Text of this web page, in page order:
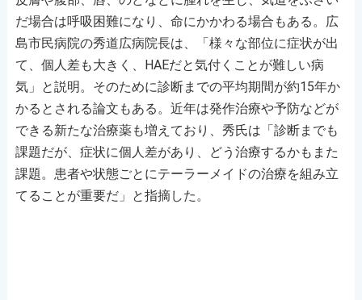
だ場合は呼吸困難になり、命にかかわる場合もある。広
島市民病院の秀道広病院長は、「様々な部位に症状が出
て、個人差も大きく、HAEだと気付くことが難しい病
気」と説明。そのために診断までの平均期間が約15年か
かるとされる論文もある。近年は発作治療や予防などが
できる新たな治療薬も増えており、秀氏は「診断までも
課題だが、症状に個人差があり、どう治療するかもまた
課題。患者や状態ごとにテーラーメイドの治療を組み立
てることが重要だ」と指摘した。